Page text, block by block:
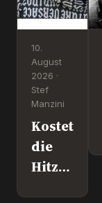
10.
August
2026 ·
Stef
Manzini
Kostet
die
Hitze